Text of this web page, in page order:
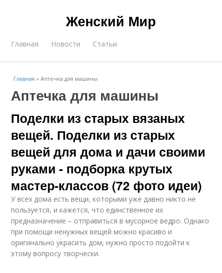
Женский Мир
Главная Новости Статьи
Главная »Аптечка для машины
Аптечка для машины
Поделки из старых вязаных
вещей. Поделки из старых
вещей для дома и дачи своими
руками - подборка крутых
мастер-классов (72 фото идеи)
У всех дома есть вещи, которыми уже давно никто не
пользуется, и кажется, что единственное их
предназначение – отправиться в мусорное ведро. Однако
при помощи ненужных вещей можно красиво и
оригинально украсить дом, нужно просто подойти к
этому вопросу творчески.